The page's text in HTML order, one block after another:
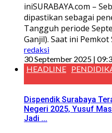
iniSURABAYA.com –
dipastikan sebagai
Tangguh periode
Ganjil). Saat ini
redaksi
30 September 2025 |
HEADLINE
Dispendik Surabaya
Negeri 2025, Yusuf
Jadi ...